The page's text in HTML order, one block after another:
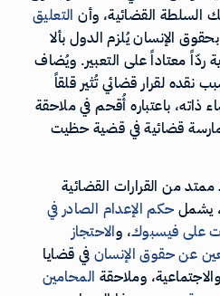
السلطة القضائية، وأنالتعليق
الإنسان يُلزم الدول بألا
ردّاً معتاداً على التعبير. ويُضاف
نقده لقرار قضائي تُثير قلقاً
ذاته، باعتباره أُقحم في ملاحقة
قضائية في قضية حظيت
من القرارات القضائية
يشمل حكم الإعدام الصادر في
، والاحتجاز
عن حقوق الإنسان في قضايا
وملاحقة المحامين